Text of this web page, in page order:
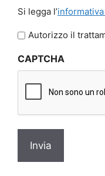
legga
l'informativa
privacy
Si legga l’
Autorizzo il
CAPTCHA